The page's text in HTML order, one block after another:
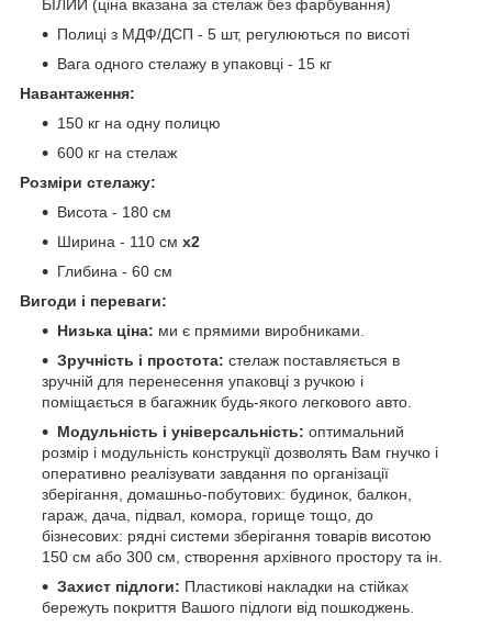
БІЛИЙ (ціна вказана за стелаж без фарбування)
Полиці з МДФ/ДСП - 5 шт, регулюються по висоті
Вага одного стелажу в упаковці - 15 кг
Навантаження:
150 кг на одну полицю
600 кг на стелаж
Розміри стелажу:
Висота - 180 см
Ширина - 110 см х2
Глибина - 60 см
Вигоди і переваги:
Низька ціна: ми є прямими виробниками.
Зручність і простота: стелаж поставляється в
зручній для перенесення упаковці з ручкою і
поміщається в багажник будь-якого легкового авто.
Модульність і універсальність: оптимальний
розмір і модульність конструкції дозволять Вам гнучко і
оперативно реалізувати завдання по організації
зберігання, домашньо-побутових: будинок, балкон,
гараж, дача, підвал, комора, горище тощо, до
бізнесових: рядні системи зберігання товарів висотою
150 см або 300 см, створення архівного простору та ін.
Захист підлоги: Пластикові накладки на стійках
бережуть покриття Вашого підлоги від пошкоджень.